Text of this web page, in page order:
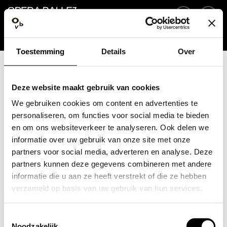
Toestemming Details Over
Deze website maakt gebruik van cookies
We gebruiken cookies om content en advertenties te
personaliseren, om functies voor social media te bieden
en om ons websiteverkeer te analyseren. Ook delen we
informatie over uw gebruik van onze site met onze
partners voor social media, adverteren en analyse. Deze
partners kunnen deze gegevens combineren met andere
informatie die u aan ze heeft verstrekt of die ze hebben
verzameld op basis van uw gebruik van hun services.
Password Forgot password?
Create profile